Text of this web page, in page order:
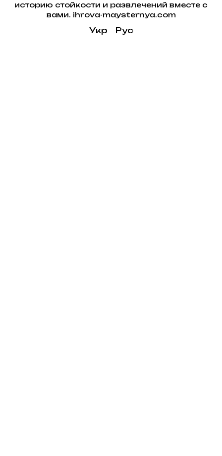
историю стойкости и развлечений вместе с
вами. ihrova-maysternya.com
Укр Рус